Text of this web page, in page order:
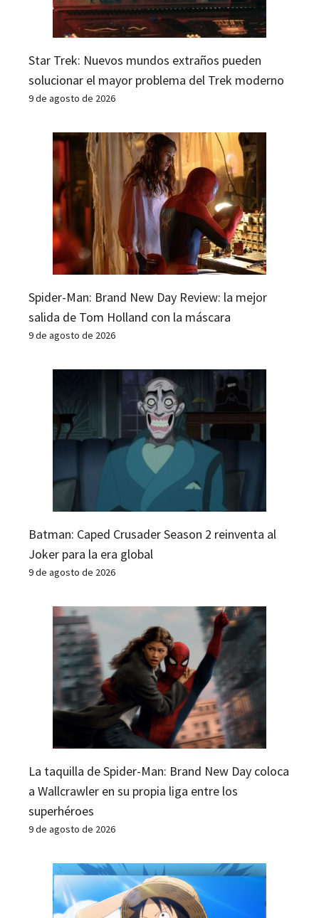
Star Trek: Nuevos mundos extraños pueden
solucionar el mayor problema del Trek moderno
9 de agosto de 2026
Spider-Man: Brand New Day Review: la mejor
salida de Tom Holland con la máscara
9 de agosto de 2026
Batman: Caped Crusader Season 2 reinventa al
Joker para la era global
9 de agosto de 2026
La taquilla de Spider-Man: Brand New Day coloca
a Wallcrawler en su propia liga entre los
superhéroes
9 de agosto de 2026